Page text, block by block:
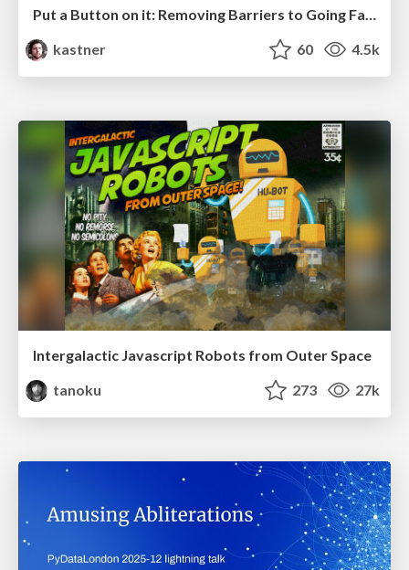
Put a Button on it: Removing Barriers to Going Fast.
kastner
60 4.5k
Intergalactic Javascript Robots from Outer Space
tanoku
273 27k